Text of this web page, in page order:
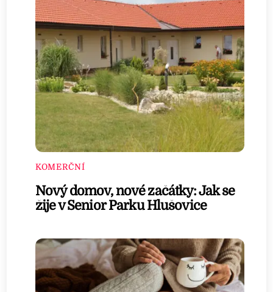
KOMERČNÍ
Nový domov, nové začátky: Jak se
žije v Senior Parku Hlušovice